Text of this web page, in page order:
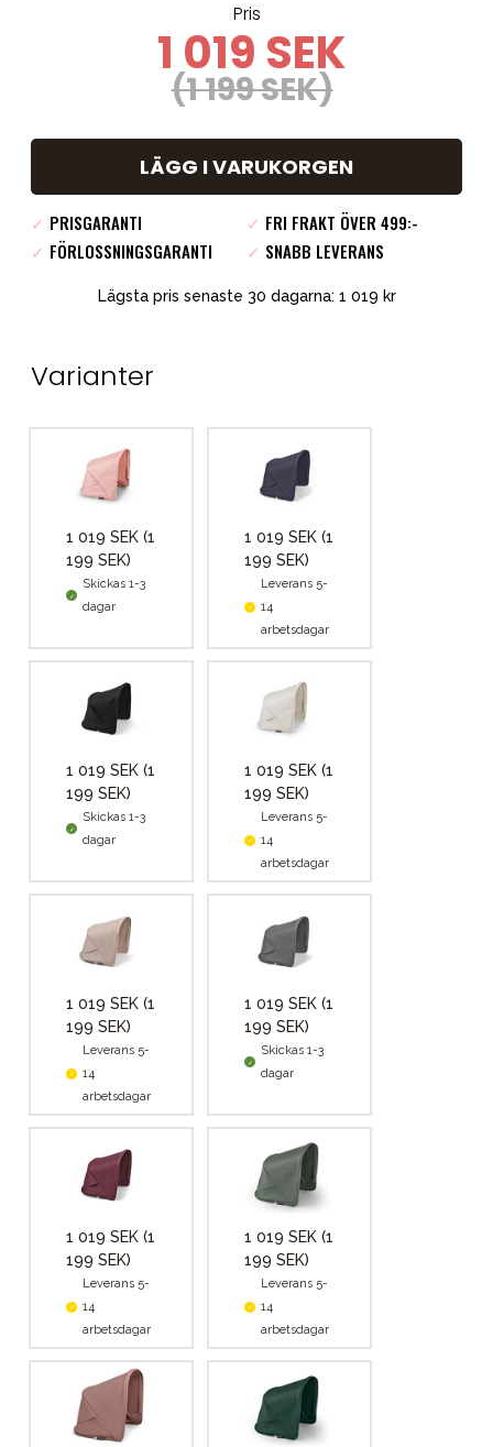
Pris
1 019 SEK
(1 199 SEK)
LÄGG I VARUKORGEN
✓ PRISGARANTI ✓ FRI FRAKT ÖVER 499:-
✓ FÖRLOSSNINGSGARANTI ✓ SNABB LEVERANS
Lägsta pris senaste 30 dagarna: 1 019 kr
Varianter
1 019 SEK (1
199 SEK)
Skickas 1-3
dagar
1 019 SEK (1
199 SEK)
Leverans 5-
14
arbetsdagar
1 019 SEK (1
199 SEK)
Skickas 1-3
dagar
1 019 SEK (1
199 SEK)
Leverans 5-
14
arbetsdagar
1 019 SEK (1
199 SEK)
Leverans 5-
14
arbetsdagar
1 019 SEK (1
199 SEK)
Skickas 1-3
dagar
1 019 SEK (1
199 SEK)
Leverans 5-
14
arbetsdagar
1 019 SEK (1
199 SEK)
Leverans 5-
14
arbetsdagar